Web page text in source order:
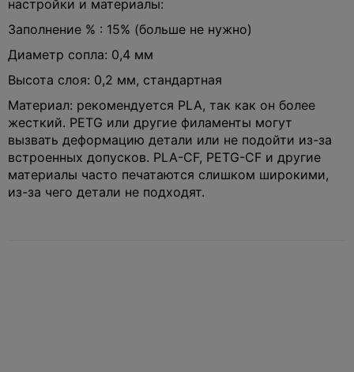
настройки и материалы:
Заполнение % : 15% (больше не нужно)
Диаметр сопла: 0,4 мм
Высота слоя: 0,2 мм, стандартная
Материал: рекомендуется PLA, так как он более
жесткий. PETG или другие филаменты могут
вызвать деформацию детали или не подойти из-за
встроенных допусков. PLA-CF, PETG-CF и другие
материалы часто печатаются слишком широкими,
из-за чего детали не подходят.